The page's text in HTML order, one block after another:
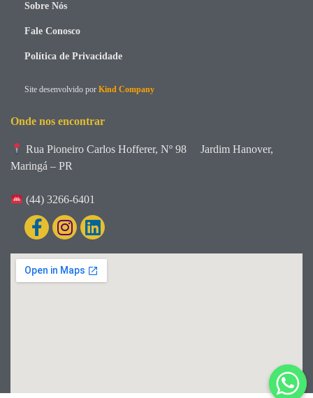
Sobre Nós
Fale Conosco
Política de Privacidade
Site desenvolvido por Kind Company
Onde nos encontrar
Rua Pioneiro Carlos Hofferer, Nº 98
Jardim Hanover,
Maringá – PR
(44) 3266-6401